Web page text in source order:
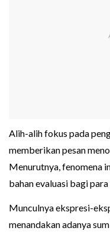
Alih-alih fokus pada
memberikan pesan
Menurutnya, fenomena
bahan evaluasi bagi
Munculnya ekspresi-
menandakan adanya